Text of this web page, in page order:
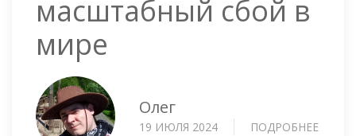
NTFS
масштабный сбой в
мире
Олег
19 ИЮЛЯ 2024 ПОДРОБНЕЕ